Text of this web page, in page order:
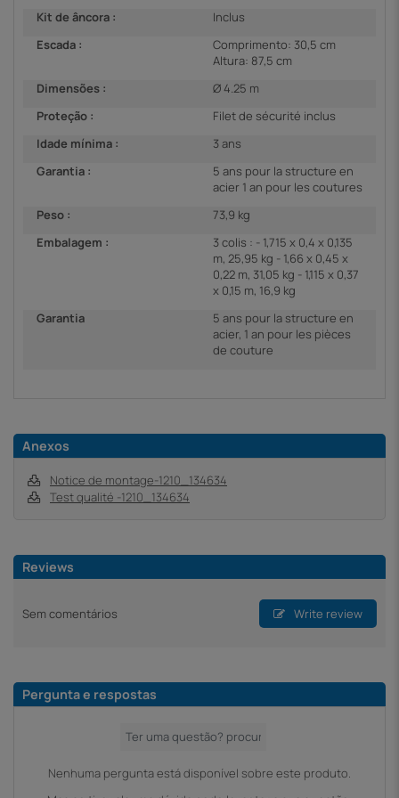
Kit de âncora :
Inclus
Escada :
Comprimento: 30,5 cm
Altura: 87,5 cm
Dimensões :
Ø 4.25 m
Proteção :
Filet de sécurité inclus
Idade mínima :
3 ans
Garantia :
5 ans pour la structure en
acier 1 an pour les coutures
Peso :
73,9 kg
Embalagem :
3 colis : - 1,715 x 0,4 x 0,135
m, 25,95 kg - 1,66 x 0,45 x
0,22 m, 31,05 kg - 1,115 x 0,37
x 0,15 m, 16,9 kg
Garantia
5 ans pour la structure en
acier, 1 an pour les pièces
de couture
Anexos
Notice de montage-1210_134634
Test qualité -1210_134634
Reviews
Sem comentários Write review
Pergunta e respostas
Nenhuma pergunta está disponível sobre este produto.